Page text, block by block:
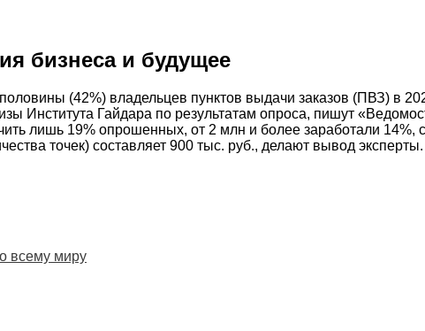
бизнеса и будущее
(42%) владельцев пунктов выдачи заказов (ПВЗ) в
Института Гайдара по результатам опроса, пишут
лишь 19% опрошенных, от 2 млн и более заработали 14%,
точек) составляет 900 тыс. руб., делают вывод эксперты.
всему миру